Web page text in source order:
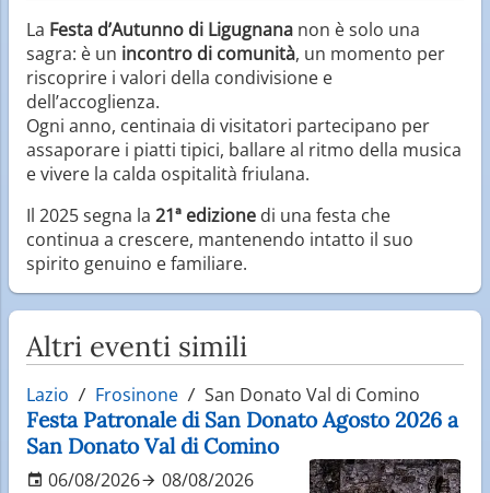
La Festa d’Autunno di Ligugnana non è solo una
sagra: è un incontro di comunità, un momento per
riscoprire i valori della condivisione e
dell’accoglienza.
Ogni anno, centinaia di visitatori partecipano per
assaporare i piatti tipici, ballare al ritmo della musica
e vivere la calda ospitalità friulana.
Il 2025 segna la 21ª edizione di una festa che
continua a crescere, mantenendo intatto il suo
spirito genuino e familiare.
Altri eventi simili
Lazio Frosinone San Donato Val di Comino
Festa Patronale di San Donato Agosto 2026 a
San Donato Val di Comino
06/08/2026
08/08/2026